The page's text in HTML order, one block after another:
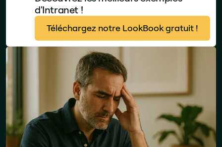
d'Intranet !
Téléchargez notre LookBook gratuit !